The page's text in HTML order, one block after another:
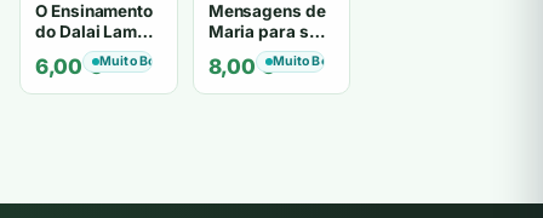
O Ensinamento
do Dalai Lama -
por Sua
Santidade o
Dalai Lama
6,00€Muito Bom
Mensagens de
Maria para sua
família - Annie
Kirkwood &
Byron
8,00€Muito Bom